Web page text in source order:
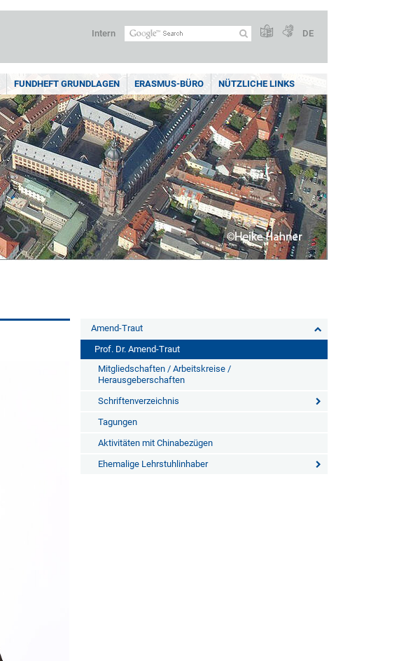
Intern DE
FUNDHEFT GRUNDLAGEN ERASMUS-BÜRO NÜTZLICHE LINKS
Amend-Traut
Prof. Dr. Amend-Traut
Mitgliedschaften / Arbeitskreise /
Herausgeberschaften
Schriftenverzeichnis
Tagungen
Aktivitäten mit Chinabezügen
Ehemalige Lehrstuhlinhaber